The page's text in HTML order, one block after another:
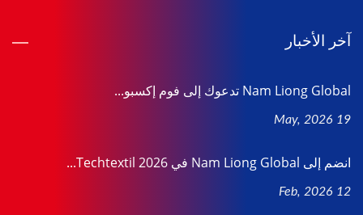
آخر الأخبار
Nam Liong Global تدعوك إلى فوم إكسبو...
19 May, 2026
انضم إلى Nam Liong Global في Techtextil 2026...
12 Feb, 2026